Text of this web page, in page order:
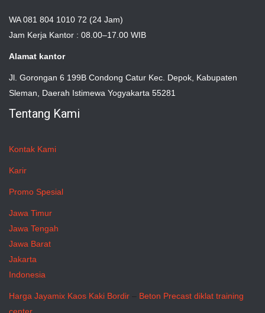
WA 081 804 1010 72 (24 Jam)
Jam Kerja Kantor : 08.00–17.00 WIB
Alamat kantor
Jl. Gorongan 6 199B Condong Catur Kec. Depok, Kabupaten
Sleman, Daerah Istimewa Yogyakarta 55281
Tentang Kami
Kontak Kami
Karir
Promo Spesial
Jawa Timur
Jawa Tengah
Jawa Barat
Jakarta
Indonesia
Harga Jayamix Kaos Kaki Bordir – Beton Precast diklat training